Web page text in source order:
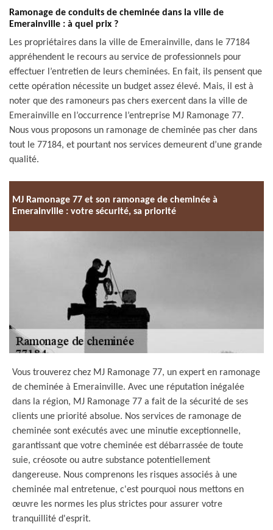
Ramonage de conduits de cheminée dans la ville de
Emerainville : à quel prix ?
Les propriétaires dans la ville de Emerainville, dans le 77184
appréhendent le recours au service de professionnels pour
effectuer l’entretien de leurs cheminées. En fait, ils pensent que
cette opération nécessite un budget assez élevé. Mais, il est à
noter que des ramoneurs pas chers exercent dans la ville de
Emerainville en l’occurrence l’entreprise MJ Ramonage 77.
Nous vous proposons un ramonage de cheminée pas cher dans
tout le 77184, et pourtant nos services demeurent d’une grande
qualité.
MJ Ramonage 77 et son ramonage de cheminée à
Emerainville : votre sécurité, sa priorité
Vous trouverez chez MJ Ramonage 77, un expert en ramonage
de cheminée à Emerainville. Avec une réputation inégalée
dans la région, MJ Ramonage 77 a fait de la sécurité de ses
clients une priorité absolue. Nos services de ramonage de
cheminée sont exécutés avec une minutie exceptionnelle,
garantissant que votre cheminée est débarrassée de toute
suie, créosote ou autre substance potentiellement
dangereuse. Nous comprenons les risques associés à une
cheminée mal entretenue, c'est pourquoi nous mettons en
œuvre les normes les plus strictes pour assurer votre
tranquillité d'esprit.